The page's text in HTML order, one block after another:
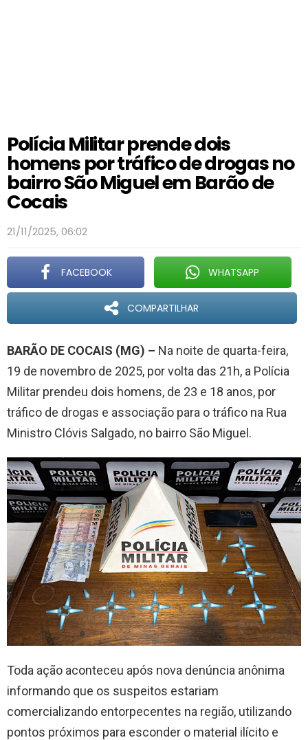
Polícia Militar prende dois
homens por tráfico de drogas no
bairro São Miguel em Barão de
Cocais
21/11/2025, 06:02
FACEBOOK WHATSAPP
COMPARTILHAR
BARÃO DE COCAIS (MG) – Na noite de quarta-feira,
19 de novembro de 2025, por volta das 21h, a Polícia
Militar prendeu dois homens, de 23 e 18 anos, por
tráfico de drogas e associação para o tráfico na Rua
Ministro Clóvis Salgado, no bairro São Miguel.
Toda ação aconteceu após nova denúncia anônima
informando que os suspeitos estariam
comercializando entorpecentes na região, utilizando
pontos próximos para esconder o material ilícito e